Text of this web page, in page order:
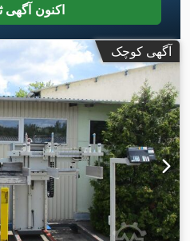
اکنون آگهی
آگهی کوچک